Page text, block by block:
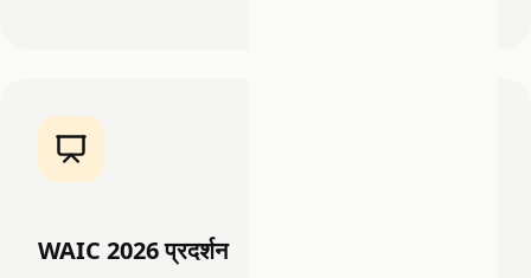
WAIC 2026 प्रदर्शन